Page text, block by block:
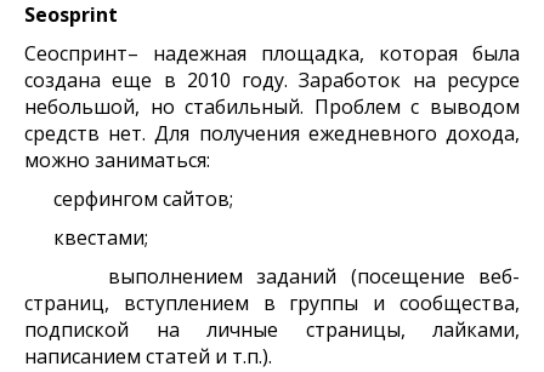
Seosprint
Сеоспринт– надежная площадка, которая была
создана еще в 2010 году. Заработок на ресурсе
небольшой, но стабильный. Проблем с выводом
средств нет. Для получения ежедневного дохода,
можно заниматься:
серфингом сайтов;
квестами;
выполнением заданий (посещение веб-
страниц, вступлением в группы и сообщества,
подпиской на личные страницы, лайками,
написанием статей и т.п.).